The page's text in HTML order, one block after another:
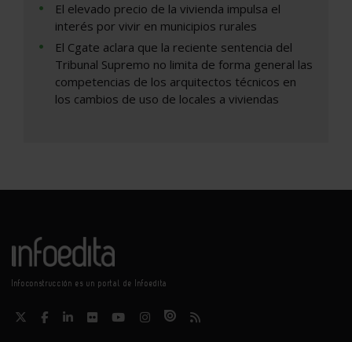
El elevado precio de la vivienda impulsa el
interés por vivir en municipios rurales
El Cgate aclara que la reciente sentencia del
Tribunal Supremo no limita de forma general las
competencias de los arquitectos técnicos en
los cambios de uso de locales a viviendas
Infoconstrucción es un portal de Infoedita